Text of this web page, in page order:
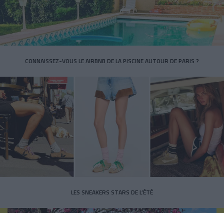
CONNAISSEZ-VOUS LE AIRBNB DE LA PISCINE AUTOUR DE PARIS ?
LES SNEAKERS STARS DE L’ÉTÉ